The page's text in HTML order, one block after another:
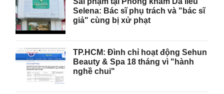
Selena: Bác sĩ phụ trách và "bác sĩ
giả" cùng bị xử phạt
TP.HCM: Đình chỉ hoạt động Sehun
Beauty & Spa 18 tháng vì "hành
nghề chui"